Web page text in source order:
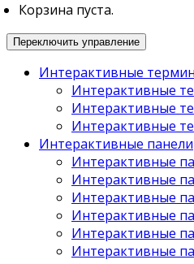
Корзина пуста.
Переключить управление
Интерактивные
Интерактивные
Интерактивные
Интерактивные
Интерактивные панели
Интерактивные
Интерактивные
Интерактивные
Интерактивные
Интерактивные
Интерактивные